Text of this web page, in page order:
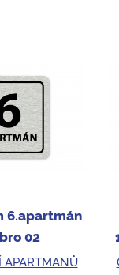
6.apartmán
02
APARTMANŮ